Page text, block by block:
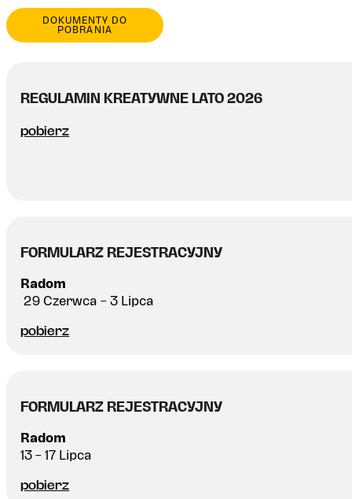
DOKUMENTY DO
POBRANIA
REGULAMIN KREATYWNE LATO 2026
pobierz
FORMULARZ REJESTRACYJNY
Radom
29 Czerwca – 3 Lipca
pobierz
FORMULARZ REJESTRACYJNY
Radom
13 – 17 Lipca
pobierz